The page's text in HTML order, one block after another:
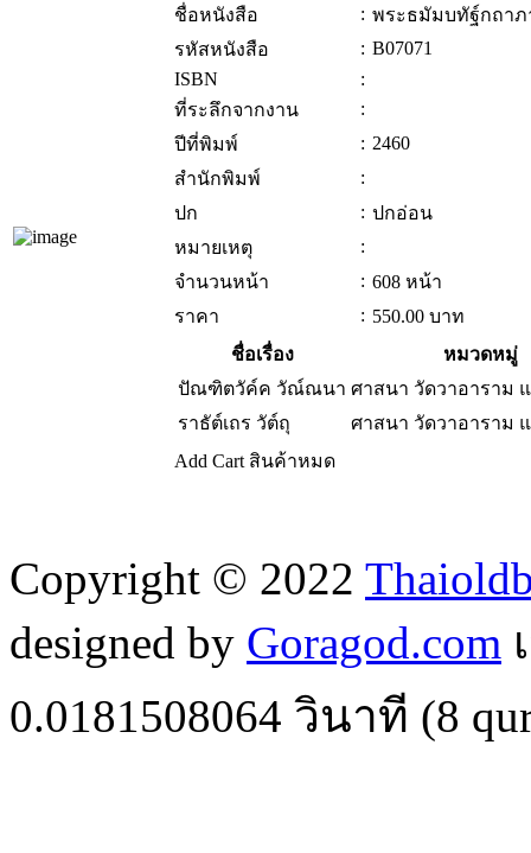
ชื่อหนังสือ : พระธมัมบทัฐ์กถา
รหัสหนังสือ
: B07071
ISBN
:
ที่ระลึกจากงาน
:
ปีที่พิมพ์
: 2460
สำนักพิมพ์
:
ปก
: ปกอ่อน
หมายเหตุ
:
จำนวนหน้า
: 608 หน้า
ราคา
: 550.00 บาท
ชื่อเรื่อง
หมวดหมู่
ปัณฑิตวัค์ค วัณ์ณนา ศาสนา วัดวาอาราม
ราธัต์เถร วัต์ถุ
ศาสนา วัดวาอาราม
Add Cart สินค้าหมด
Copyright © 2022
designed by Goragod.com
0.0181508064 วินาที (8